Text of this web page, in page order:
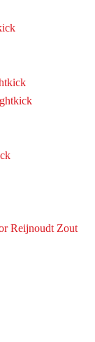
Reijnoudt Zout